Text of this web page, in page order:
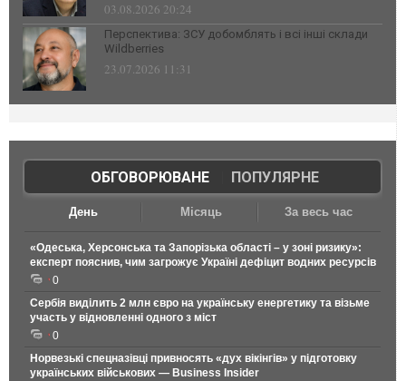
03.08.2026 20:24
Перспектива: ЗСУ добомблять і всі інші склади
Wildberries
23.07.2026 11:31
ОБГОВОРЮВАНЕ| ПОПУЛЯРНЕ
День Місяць За весь час
«Одеська, Херсонська та Запорізька області – у зоні ризику»:
експерт пояснив, чим загрожує Україні дефіцит водних ресурсів
0
Сербія виділить 2 млн євро на українську енергетику та візьме
участь у відновленні одного з міст
0
Норвезькі спецназівці привносять «дух вікінгів» у підготовку
українських військових — Business Insider